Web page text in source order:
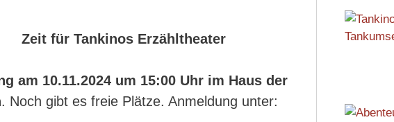
Zeit für Tankinos Erzähltheater
am 10.11.2024 um 15:00 Uhr im Haus der
. Noch gibt es freie Plätze. Anmeldung unter: